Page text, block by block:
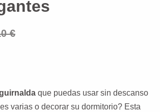
€
que puedas usar sin descanso
varias o decorar su dormitorio? Esta